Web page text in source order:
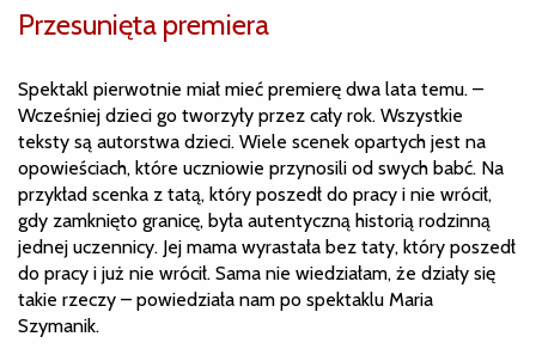
Przesunięta premiera
Spektakl pierwotnie miał mieć premierę dwa lata temu. –
Wcześniej dzieci go tworzyły przez cały rok. Wszystkie
teksty są autorstwa dzieci. Wiele scenek opartych jest na
opowieściach, które uczniowie przynosili od swych babć. Na
przykład scenka z tatą, który poszedł do pracy i nie wrócił,
gdy zamknięto granicę, była autentyczną historią rodzinną
jednej uczennicy. Jej mama wyrastała bez taty, który poszedł
do pracy i już nie wrócił. Sama nie wiedziałam, że działy się
takie rzeczy – powiedziała nam po spektaklu Maria
Szymanik.